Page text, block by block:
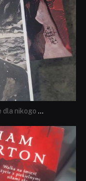
dla nikogo ...